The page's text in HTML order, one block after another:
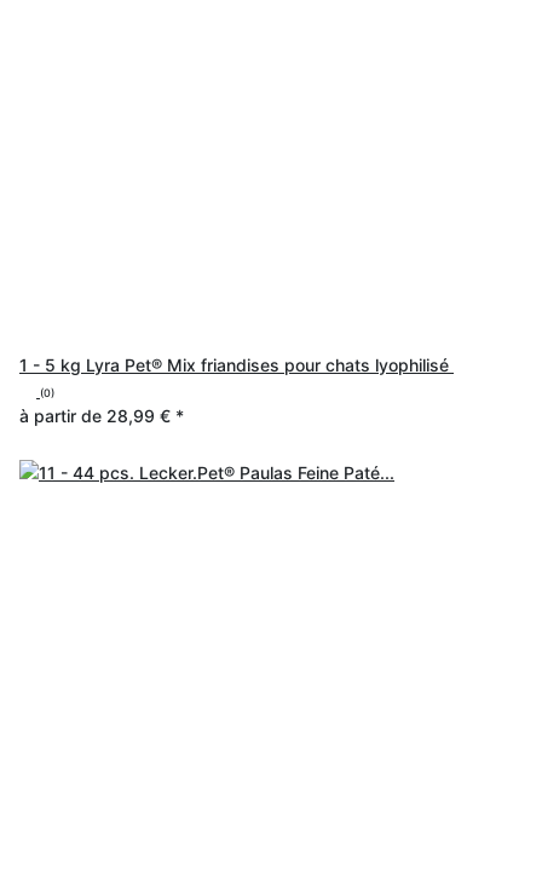
1 - 5 kg Lyra Pet® Mix friandises pour chats lyophilisé
(0)
à partir de 28,99 € *